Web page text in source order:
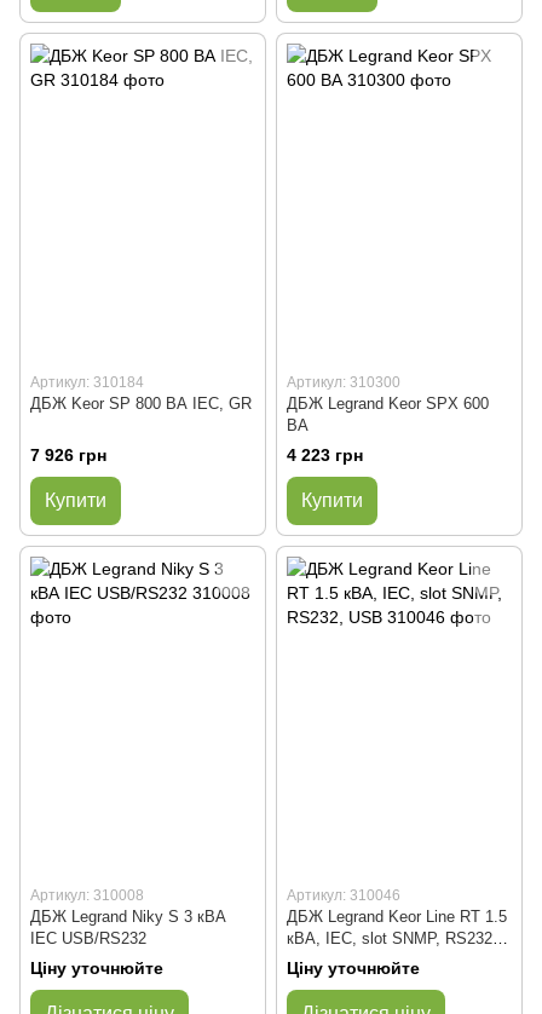
Артикул: 310184
ДБЖ Keor SP 800 ВА IEC, GR
7 926 грн
Купити
Артикул: 310300
ДБЖ Legrand Keor SPX 600
ВА
4 223 грн
Купити
Артикул: 310008
ДБЖ Legrand Niky S 3 кВА
IEC USB/RS232
Ціну уточнюйте
Артикул: 310046
ДБЖ Legrand Keor Line RT 1.5
кВА, IEC, slot SNMP, RS232,
USB
Ціну уточнюйте